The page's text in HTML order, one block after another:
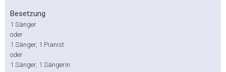
Besetzung
1 Sänger
oder
1 Sänger, 1 Pianist
oder
1 Sänger, 1 Sängerin